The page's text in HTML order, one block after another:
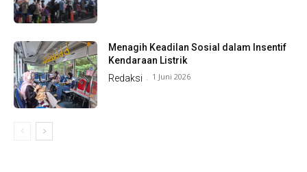
Menagih Keadilan Sosial dalam Insentif
Kendaraan Listrik
Redaksi - 1 Juni 2026